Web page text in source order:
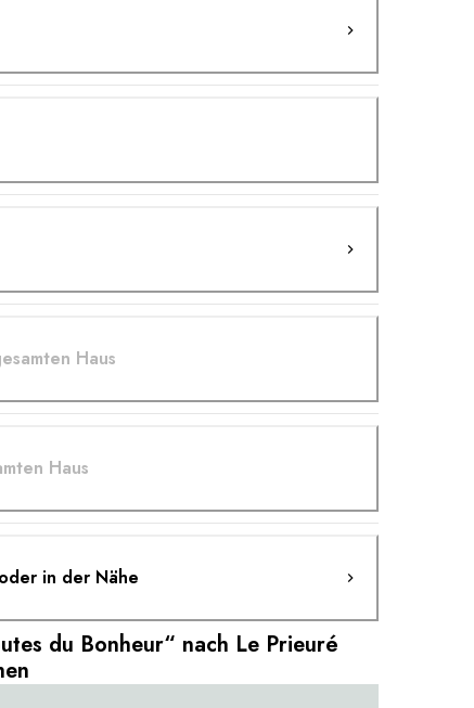
Haus
Haus
in der Nähe
du Bonheur“ nach Le Prieuré